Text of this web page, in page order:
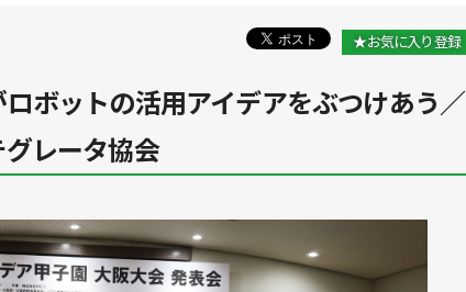
★お気に入り登録
ボットの活用アイデアをぶつけあう／
レータ協会